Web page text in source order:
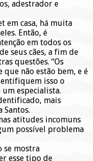
adestrador e
em casa, há muita
Então, é
em todos os
seus cães, a fim de
questões. “Os
não estão bem, e é
isso o
especialista.
mais
Santos.
atitudes incomuns
possível problema
se mostra
esse tipo de